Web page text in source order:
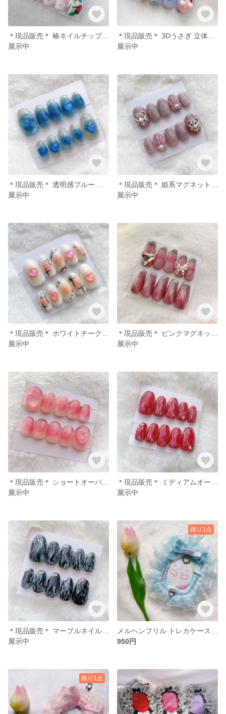
＊現品販売＊ 椿ネイルチップ ミディアムオーバル
展示中
展示中
展示中
展示中
展示中
展示中
＊現品販売＊ ショートオーバル チークネイルチップ
展示中
展示中
展示中
残り1点
950円
残り1点